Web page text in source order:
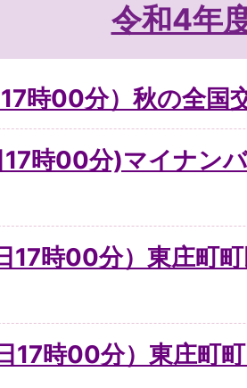
令和4年
時00分）秋の全国
時00分)マイナン
17時00分）東庄町
17時00分）東庄町